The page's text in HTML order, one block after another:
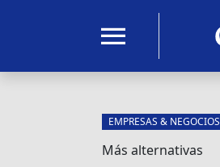
menu
EMPRESAS & NEGOCIOS
Más alternativas